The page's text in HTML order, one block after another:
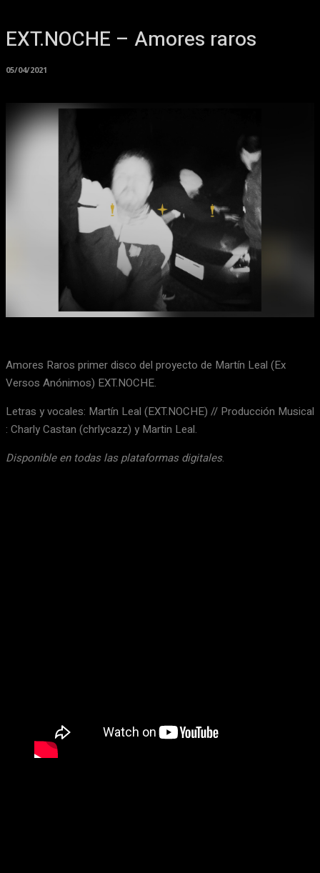
EXT.NOCHE – Amores raros
05/04/2021
Facebook
Amores Raros primer disco del proyecto de Martín Leal (Ex
Versos Anónimos) EXT.NOCHE.
Letras y vocales: Martín Leal (EXT.NOCHE) // Producción Musical
: Charly Castan (chrlycazz) y Martin Leal.
Disponible en todas las plataformas digitales.